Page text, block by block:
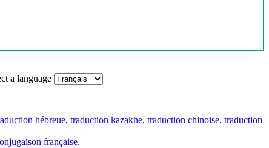
a language
hébreue, traduction kazakhe, traduction chinoise, traduction
française.